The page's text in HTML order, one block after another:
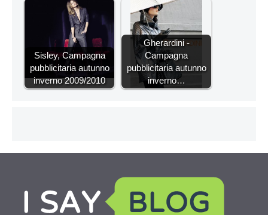
Sisley, Campagna
pubblicitaria autunno
inverno 2009/2010
Gherardini -
Campagna
pubblicitaria autunno
inverno…